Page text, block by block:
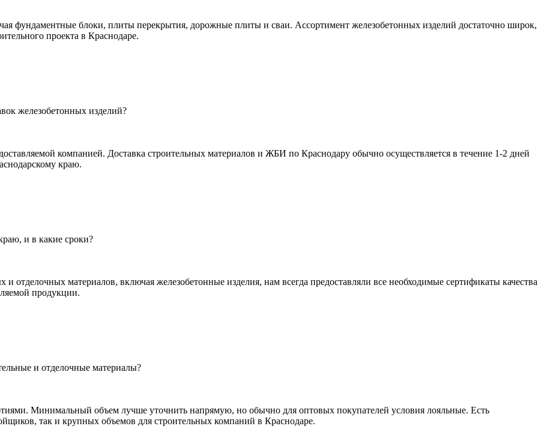
фундаментные блоки, плиты перекрытия, дорожные плиты и сваи. Ассортимент железобетонных изделий достаточно широк,
проекта в Краснодаре.
железобетонных изделий?
компанией. Доставка строительных материалов и ЖБИ по Краснодару обычно осуществляется в течение 1-2 дней
краю.
и в какие сроки?
отделочных материалов, включая железобетонные изделия, нам всегда предоставляли все необходимые сертификаты качества
продукции.
и отделочные материалы?
Минимальный объем лучше уточнить напрямую, но обычно для оптовых покупателей условия лояльные. Есть
так и крупных объемов для строительных компаний в Краснодаре.